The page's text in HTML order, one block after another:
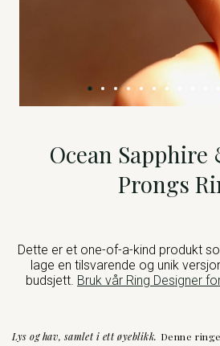
Ocean Sapphire
Prongs
Dette er et one-of-a-kind produkt
lage en tilsvarende og unik
budsjett. Bruk vår Ring Designer
Lys og hav, samlet i ett øyeblikk. Denne